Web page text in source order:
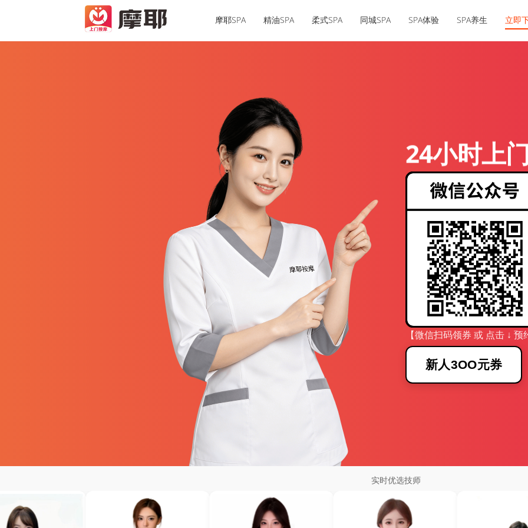
摩耶SPA 精油SPA 柔式SPA 同城SPA SPA体验 SPA养生 立即
24小时上
【微信扫码领券 或 点击 ↓ 预
新人3OO元券
实时优选技师